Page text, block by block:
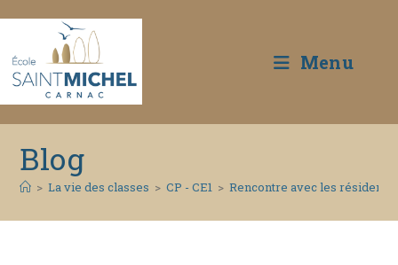
content
Menu
Blog
> La vie des classes > CP - CE1 > Rencontre avec les résidents